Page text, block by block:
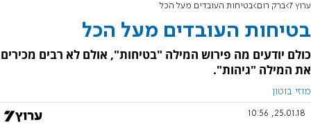
ערוץ 7 ברק רום בטיחות העובדים מעל הכל
בטיחות העובדים מעל הכל
כולם יודעים מה פירוש המילה "בטיחות", אולם לא רבים מכירים
את המילה "גיהות".
מוזי בוטון
25.01.18, 10:56